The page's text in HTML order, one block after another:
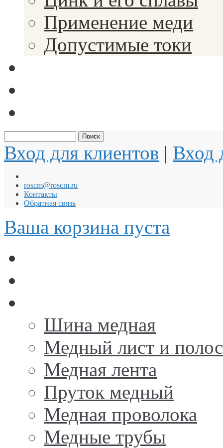
Применение меди
Допустимые токи
Вход для клиентов | Вход
roscm@roscm.ru
Контакты
Обратная связь
Ваша корзина пуста
Шина медная
Медный лист и
Медная лента
Пруток медный
Медная проволока
Медные трубы